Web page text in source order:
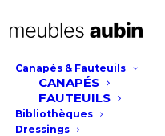
Canapés & Fauteuils
CANAPÉS
FAUTEUILS
Bibliothèques
Dressings
Table Cenve